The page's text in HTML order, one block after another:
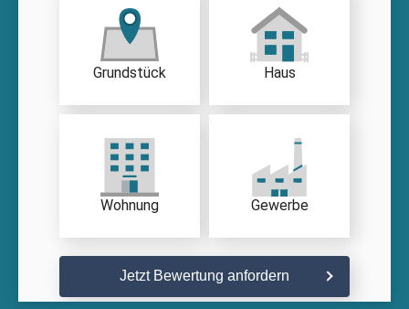
Grundstück Haus
Wohnung Gewerbe
Jetzt Bewertung anfordern